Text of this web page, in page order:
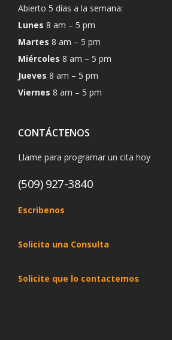
Abierto 5 días a la semana:
Lunes 8 am – 5 pm
Martes 8 am – 5 pm
Miércoles 8 am – 5 pm
Jueves 8 am – 5 pm
Viernes 8 am – 5 pm
CONTÁCTENOS
Llame para programar un cita hoy
(509) 927-3840
Escribenos
Solicita una Consulta
Solicite que lo contactemos